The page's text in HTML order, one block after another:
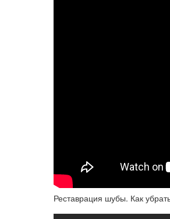
Реставрация шубы. Как